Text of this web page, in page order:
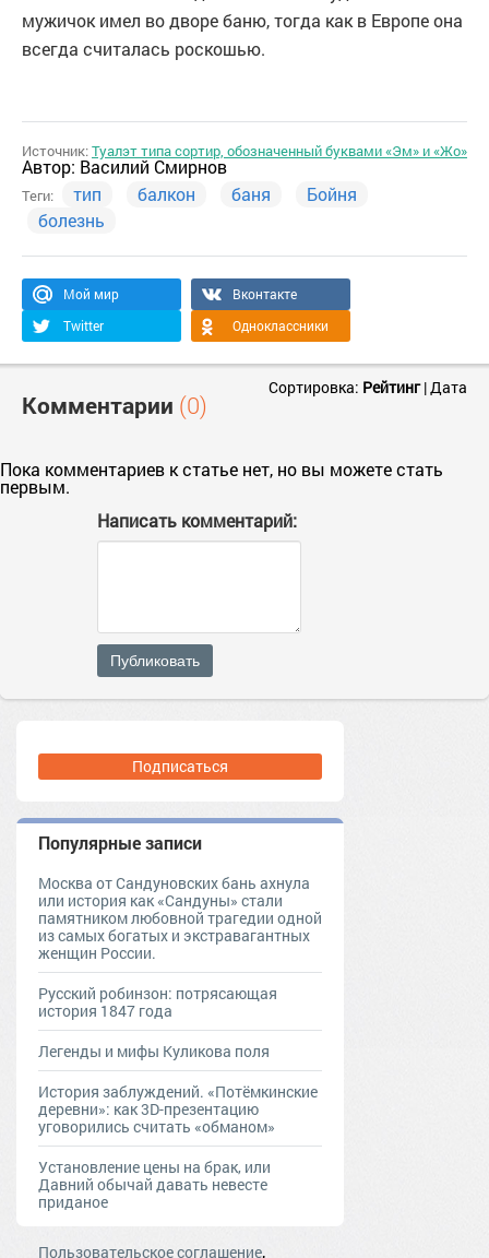
мужичок имел во дворе баню, тогда как в Европе она
всегда считалась роскошью.
Источник:Туалэт типа сортир, обозначенный буквами «Эм» и «Жо»
Автор: Василий Смирнов
Теги: тип балкон баня
Бойня
болезнь
Мой мир
Вконтакте
Twitter
Одноклассники
Комментарии (0)
Сортировка: Рейтинг|Дата
Пока комментариев к статье нет, но вы можете стать
первым.
Написать комментарий:
Публиковать
Подписаться
Популярные записи
Москва от Сандуновских бань ахнула
или история как «Сандуны» стали
памятником любовной трагедии одной
из самых богатых и экстравагантных
женщин России.
Русский робинзон: потрясающая
история 1847 года
Легенды и мифы Куликова поля
История заблуждений. «Потёмкинские
деревни»: как 3D-презентацию
уговорились считать «обманом»
Установление цены на брак, или
Давний обычай давать невесте
приданое
Пользовательское соглашение,